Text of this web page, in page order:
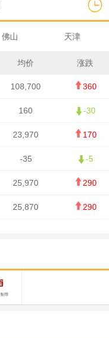
佛山 天津
均价 涨跌
108,700 360
160 -30
23,970 170
-35 -5
25,970 290
25,870 290
15,105 -70